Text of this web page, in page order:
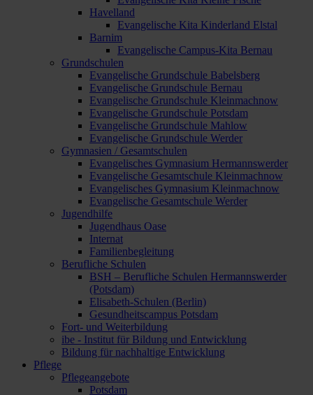
Havelland
Evangelische Kita Kinderland Elstal
Barnim
Evangelische Campus-Kita Bernau
Grundschulen
Evangelische Grundschule Babelsberg
Evangelische Grundschule Bernau
Evangelische Grundschule Kleinmachnow
Evangelische Grundschule Potsdam
Evangelische Grundschule Mahlow
Evangelische Grundschule Werder
Gymnasien / Gesamtschulen
Evangelisches Gymnasium Hermannswerder
Evangelische Gesamtschule Kleinmachnow
Evangelisches Gymnasium Kleinmachnow
Evangelische Gesamtschule Werder
Jugendhilfe
Jugendhaus Oase
Internat
Familienbegleitung
Berufliche Schulen
BSH – Berufliche Schulen Hermannswerder
(Potsdam)
Elisabeth-Schulen (Berlin)
Gesundheitscampus Potsdam
Fort- und Weiterbildung
ibe - Institut für Bildung und Entwicklung
Bildung für nachhaltige Entwicklung
Pflege
Pflegeangebote
Potsdam